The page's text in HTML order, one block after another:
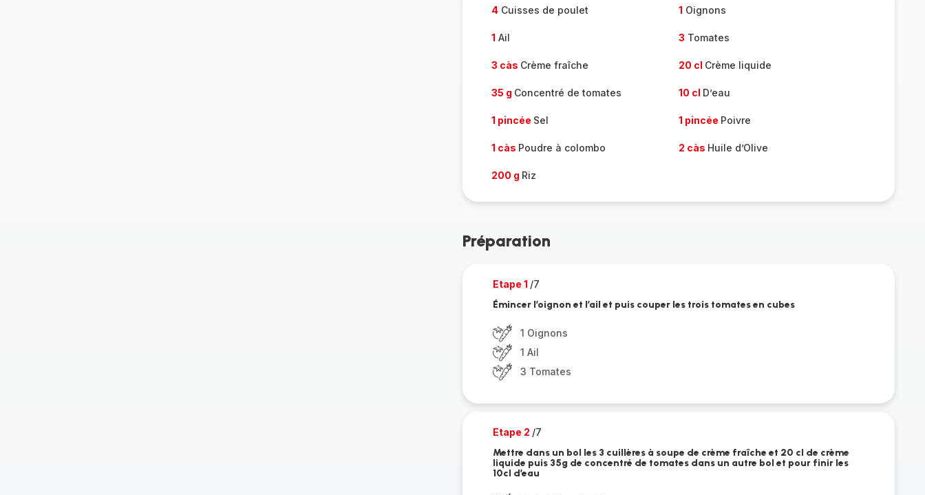
4Cuisses de poulet 1 Oignons
1 Ail 3 Tomates
3 càs Crème fraîche 20 cl Crème liquide
35 g Concentré de tomates 10 cl D’eau
1 pincée Sel 1 pincée Poivre
1 càs Poudre à colombo 2 càs Huile d’Olive
200 g Riz
Préparation
Etape 1 /7
Émincer l’oignon et l’ail et puis couper les trois tomates en cubes
1 Oignons
1 Ail
3 Tomates
Etape 2 /7
Mettre dans un bol les 3 cuillères à soupe de crème fraîche et 20 cl de crème
liquide puis 35g de concentré de tomates dans un autre bol et pour finir les
10cl d’eau